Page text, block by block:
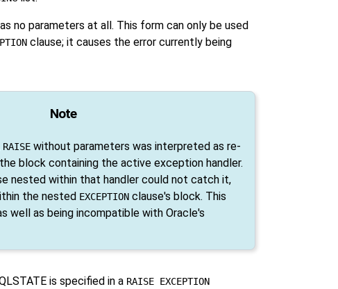
no parameters at all. This form can only be used
clause; it causes the error currently being
Note
RAISEwithout parameters was interpreted as re-
block containing the active exception handler.
nested within that handler could not catch it,
the nested EXCEPTIONclause's block. This
well as being incompatible with Oracle's
is specified in a RAISE EXCEPTION